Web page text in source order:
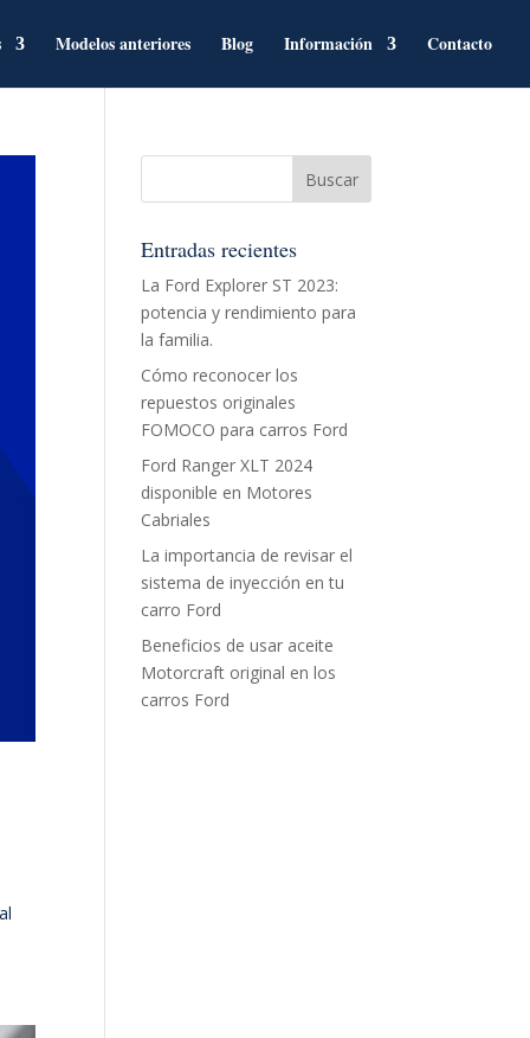
Modelos anteriores Blog Información Contacto
Entradas recientes
La Ford Explorer ST 2023:
potencia y rendimiento para
la familia.
Cómo reconocer los
repuestos originales
FOMOCO para carros Ford
Ford Ranger XLT 2024
disponible en Motores
Cabriales
La importancia de revisar el
sistema de inyección en tu
carro Ford
Beneficios de usar aceite
Motorcraft original en los
carros Ford